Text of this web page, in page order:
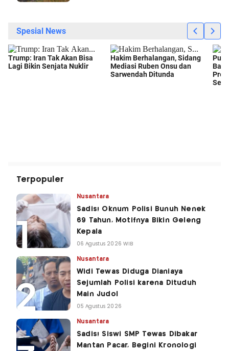
Terpopuler
Nusantara
Sadis! Oknum Polisi Bunuh Nenek
69 Tahun, Motifnya Bikin Geleng
Kepala
06 Agustus 2026 WIB
Nusantara
Widi Tewas Diduga Dianiaya
Sejumlah Polisi karena Dituduh
Main Judol
05 Agustus 2026
Nusantara
Sadis! Siswi SMP Tewas Dibakar
Mantan Pacar, Begini Kronologi